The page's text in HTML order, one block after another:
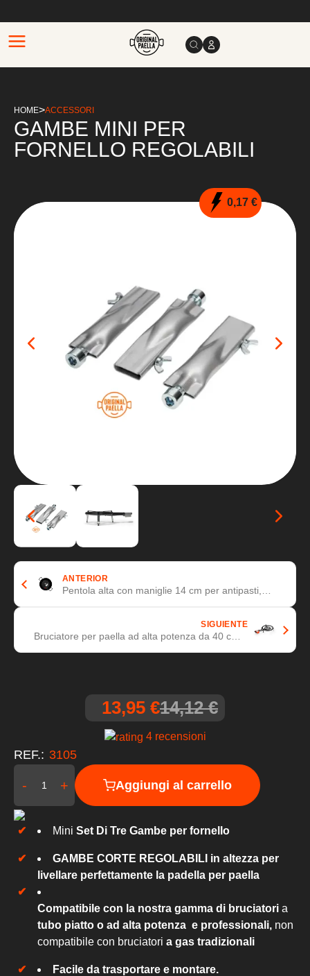
HOME>ACCESSORI
GAMBE MINI PER
FORNELLO REGOLABILI
13,95 €14,12 €
4 recensioni
REF.: 3105
- + Aggiungi al carrello
Mini Set Di Tre Gambe per fornello
GAMBE CORTE REGOLABILI in altezza per
livellare perfettamente la padella per paella
Compatibile con la nostra gamma di bruciatori a
tubo piatto o ad alta potenza e professionali, non
compatibile con bruciatori a gas tradizionali
Facile da trasportare e montare.
0,17 €
ANTERIOR
Pentola alta con maniglie 14 cm per antipasti,
SIGUIENTE
Bruciatore per paella ad alta potenza da 40 cm +